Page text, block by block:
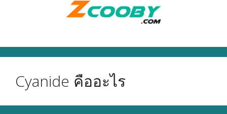
Cyanide คืออะไร